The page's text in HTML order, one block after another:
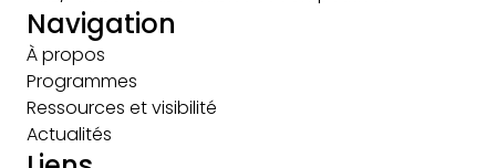
Navigation
À propos
Programmes
Ressources et visibilité
Actualités